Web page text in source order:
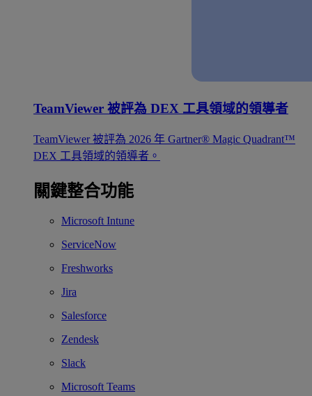
TeamViewer 被評為 DEX 工具領域的領導者
TeamViewer 被評為 2026 年 Gartner® Magic Quadrant™
DEX 工具領域的領導者。
關鍵整合功能
Microsoft Intune
ServiceNow
Freshworks
Jira
Salesforce
Zendesk
Slack
Microsoft Teams